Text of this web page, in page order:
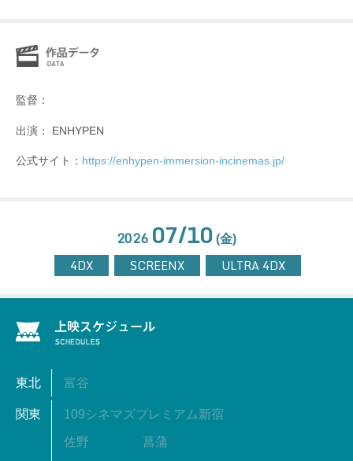
監督：
出演： ENHYPEN
公式サイト： https://enhypen-immersion-incinemas.jp/
2026 07/10 (金)
4DX SCREENX ULTRA 4DX
東北 富谷
関東 109シネマズプレミアム新宿
佐野 菖蒲